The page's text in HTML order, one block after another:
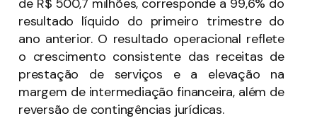
de R$ 500,7 milhões, corresponde a 99,6% do
resultado líquido do primeiro trimestre do
ano anterior. O resultado operacional reflete
o crescimento consistente das receitas de
prestação de serviços e a elevação na
margem de intermediação financeira, além de
reversão de contingências jurídicas.